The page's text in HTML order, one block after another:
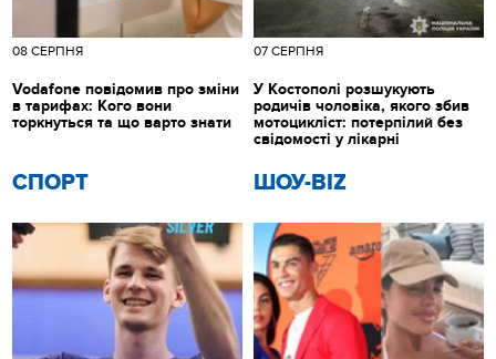
СПОРТ ШОУ-BIZ
08 СЕРПНЯ
Vodafone повідомив про зміни
в тарифах: Кого вони
торкнуться та що варто знати
07 СЕРПНЯ
У Костополі розшукують
родичів чоловіка, якого збив
мотоцикліст: потерпілий без
свідомості у лікарні